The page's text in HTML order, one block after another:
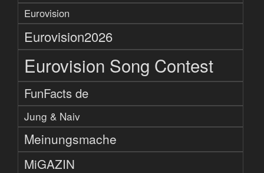
Eurovision
Eurovision2026
Eurovision Song Contest
FunFacts de
Jung & Naiv
Meinungsmache
MiGAZIN